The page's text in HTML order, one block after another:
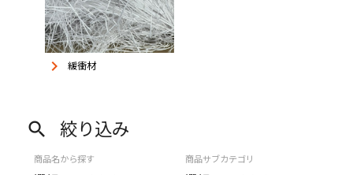
keyboard_arrow_right 緩衝材
search 絞り込み
商品名から探す 商品サブカテゴリ